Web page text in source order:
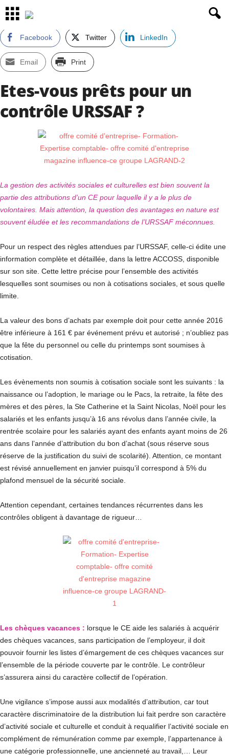
Facebook Twitter LinkedIn
Email Print
Etes-vous prêts pour un
contrôle URSSAF ?
La gestion des activités sociales et culturelles est bien souvent la
partie des attributions d’un CE pour laquelle il y a le plus de
volontaires. Mais attention, la question des avantages en nature est
souvent éludée et les recommandations de l’URSSAF méconnues.
Pour un respect des règles attendues par l’URSSAF, celle-ci édite une
information complète et détaillée, dans la lettre ACCOSS, disponible
sur son site. Cette lettre précise pour l’ensemble des activités
lesquelles sont soumises ou non à cotisations sociales, et sous quelle
limite.
La valeur des bons d’achats par exemple doit pour cette année 2016
être inférieure à 161 € par événement prévu et autorisé ; n’oubliez pas
que la fête du personnel ou celle du printemps sont soumises à
cotisation.
Les évènements non soumis à cotisation sociale sont les suivants : la
naissance ou l’adoption, le mariage ou le Pacs, la retraite, la fête des
mères et des pères, la Ste Catherine et la Saint Nicolas, Noël pour les
salariés et les enfants jusqu’à 16 ans révolus dans l’année civile, la
rentrée scolaire pour les salariés ayant des enfants ayant moins de 26
ans dans l’année d’attribution du bon d’achat (sous réserve sous
réserve de la justification du suivi de scolarité). Attention, ce montant
est révisé annuellement en janvier puisqu’il correspond à 5% du
plafond mensuel de la sécurité sociale.
Attention cependant, certaines tendances récurrentes dans les
contrôles obligent à davantage de rigueur…
Les chèques vacances : lorsque le CE aide les salariés à acquérir
des chèques vacances, sans participation de l’employeur, il doit
pouvoir fournir les listes d’émargement de ces chèques vacances sur
l’ensemble de la période couverte par le contrôle. Le contrôleur
s’assurera ainsi du caractère collectif de l’opération.
Une vigilance s’impose aussi aux modalités d’attribution, car tout
caractère discriminatoire de la distribution lui fait perdre son caractère
d’activité sociale et culturelle et conduit à requalifier l’activité sociale en
complément de rémunération comme par exemple, l’appartenance à
une catégorie professionnelle, une ancienneté au travail,… Leur